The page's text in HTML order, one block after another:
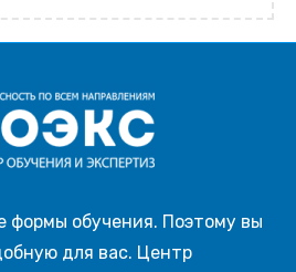
формы обучения. Поэтому вы
для вас. Центр